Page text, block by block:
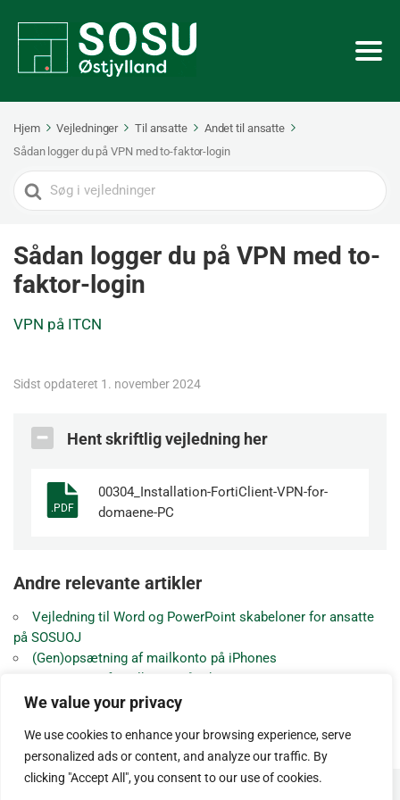
We value your privacy
We use cookies to enhance your browsing experience, serve
personalized ads or content, and analyze our traffic. By
clicking "Accept All", you consent to our use of cookies.
Hjem Vejledninger Til ansatte
Andet til ansatte
Sådan logger du på VPN med to-faktor-login
Search
For
Sådan logger du på VPN med to-
faktor-login
VPN på ITCN
Sidst opdateret 1. november 2024
Hent skriftlig vejledning her
.PDF
00304_Installation-FortiClient-VPN-for-
domaene-PC
Andre relevante artikler
Vejledning til Word og PowerPoint skabeloner for ansatte
på SOSUOJ
(Gen)opsætning af mailkonto på iPhones
Opsætning af mailkonto på iPhones
Direkte login på Studie+ for medarbejdere på SOSUOJ
Vejledning til møder med skærm i D1.10